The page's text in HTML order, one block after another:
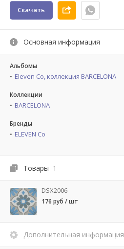
Скачать
Основная информация
Альбомы
Eleven Co, коллекция BARCELONA
Коллекции
BARCELONA
Бренды
ELEVEN Co
Товары 1
DSX2006
176 руб / шт
Дополнительная информация